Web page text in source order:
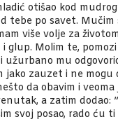
otišao kod
tebe po savet. Mučim
više volje za
glup. Molim te,
užurbano mu
jako zauzet i ne mogu
da obavim i
a zatim dodao:
svoj posao, rado ću